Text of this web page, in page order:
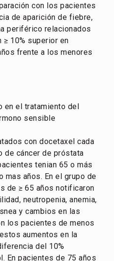
con los pacientes
de aparición de fiebre,
periférico relacionados
≥ 10% superior en
frente a los menores
en el tratamiento del
sensible
con docetaxel cada
de cáncer de próstata
tenian 65 o más
mas años. En el grupo de
de ≥ 65 años notificaron
neutropenia, anemia,
y cambios en las
los pacientes de menos
aumentos en la
del 10%
En pacientes de 75 años